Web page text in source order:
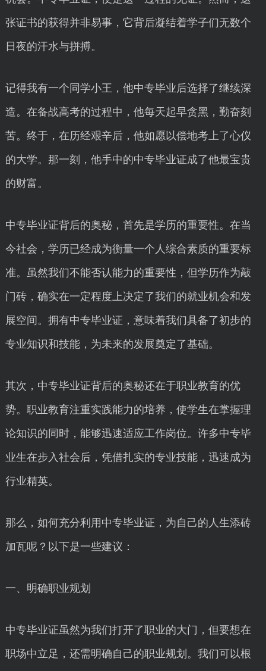
张证书的获得并非易事，它背后凝结着学子们无数个
日夜的汗水与拼搏。
记得我有一个同学小王，他中专毕业后选择了继续深
造。在备战高考的过程中，他每天起早贪黑，勤奋刻
苦。终于，在历经艰辛后，他如愿以偿地考上了心仪
的大学。那一刻，他手中的中专毕业证成了他最宝贵
的财富。
中专毕业证背后的奥秘，首先是学历的重要性。在当
今社会，学历已经成为衡量一个人综合素质的重要标
准。虽然我们不能否认能力的重要性，但学历作为敲
门砖，确实在一定程度上决定了我们的就业机会和发
展空间。拥有中专毕业证，意味着我们具备了初步的
专业知识和技能，为未来的发展奠定了基础。
其次，中专毕业证背后的奥秘还在于职业教育的优
势。职业教育注重实践能力的培养，使学生在掌握理
论知识的同时，能够迅速适应工作岗位。许多中专毕
业生在步入社会后，凭借扎实的专业技能，迅速成为
行业精英。
那么，如何充分利用中专毕业证，为自己的人生添砖
加瓦呢？以下是一些建议：
一、明确职业规划
中专毕业证虽然为我们打开了职业的大门，但要想在
职场中立足，还需明确自己的职业规划。我们可以根